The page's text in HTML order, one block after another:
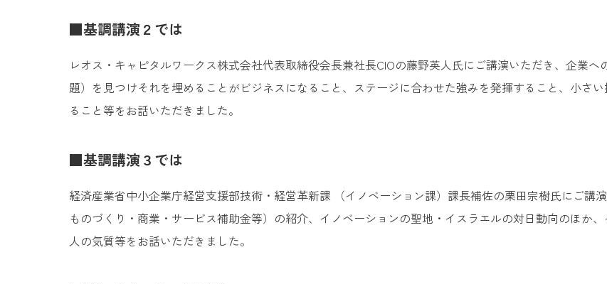
■基調講演２では
レオス・キャピタルワークス株式会社代表取締役会長兼社長CIOの藤野英人氏にご講演いただき、企業
題）を見つけそれを埋めることがビジネスになること、ステージに合わせた強みを発揮すること、小さ
ること等をお話いただきました。
■基調講演３では
経済産業省中小企業庁経営支援部技術・経営革新課 （イノベーション課）課長補佐の栗田宗樹氏にご講
ものづくり・商業・サービス補助金等）の紹介、イノベーションの聖地・イスラエルの対日動向のほか
人の気質等をお話いただきました。